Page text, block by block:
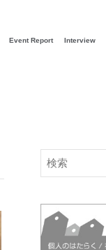
Event Report Interview